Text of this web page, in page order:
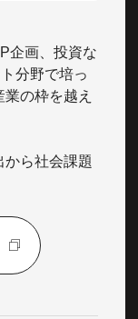
企画、投資な
分野で培っ
の枠を越え
ら社会課題